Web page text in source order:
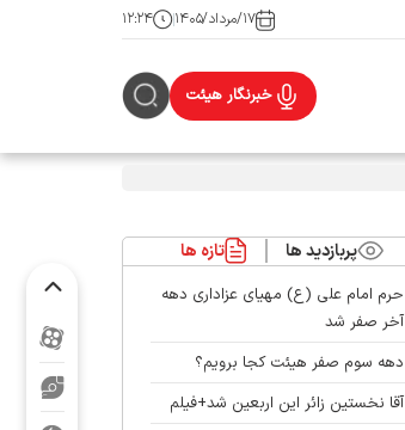
۱۷/مرداد/۱۴۰۵ ۱۲:۲۴
خبرنگار هیئت
پربازدید ها تازه ها
حرم امام علی (ع) مهیای عزاداری دهه
آخر صفر شد
دهه سوم صفر هیئت کجا برویم؟
آقا نخستین زائر این اربعین شد+فیلم